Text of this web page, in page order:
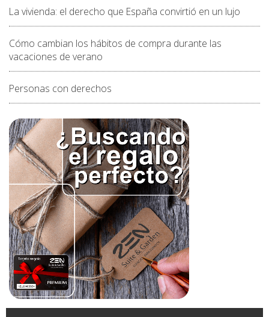
La vivienda: el derecho que España convirtió en un lujo
Cómo cambian los hábitos de compra durante las
vacaciones de verano
Personas con derechos